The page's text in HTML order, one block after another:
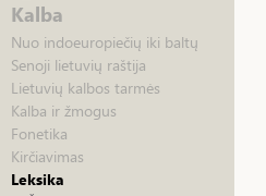
Kalba
Nuo indoeuropiečių iki baltų
Senoji lietuvių raštija
Lietuvių kalbos tarmės
Kalba ir žmogus
Fonetika
Kirčiavimas
Leksika